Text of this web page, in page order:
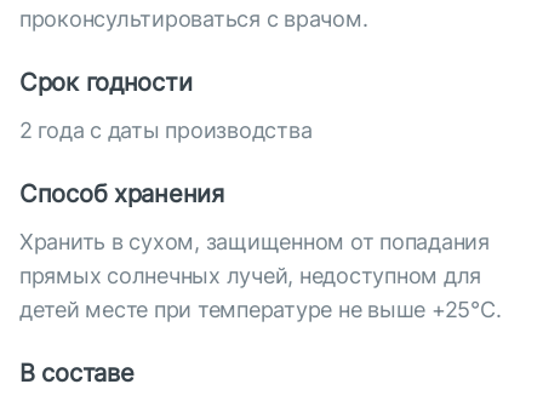
проконсультироваться с врачом.
Срок годности
2 года с даты производства
Способ хранения
Хранить в сухом, защищенном от попадания
прямых солнечных лучей, недоступном для
детей месте при температуре не выше +25°С.
В составе